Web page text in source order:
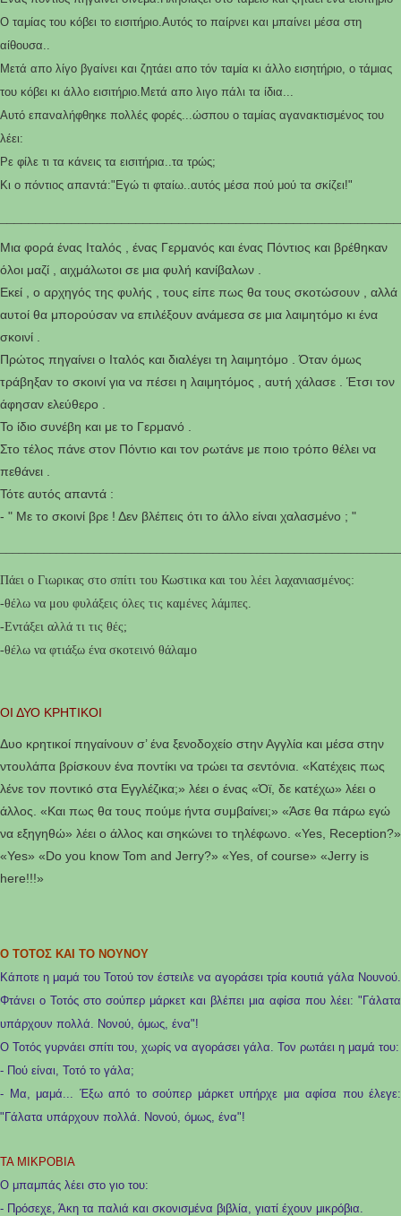
Ο ταμίας του κόβει το εισιτήριο.Αυτός το παίρνει και μπαίνει μέσα στη
αίθουσα..
Μετά απο λίγο βγαίνει και ζητάει απο τόν ταμία κι άλλο εισητήριο, ο τάμιας
του κόβει κι άλλο εισιτήριο.Μετά απο λιγο πάλι τα ίδια...
Αυτό επαναλήφθηκε πολλές φορές...ώσπου ο ταμίας αγανακτισμένος του
λέει:
Ρε φίλε τι τα κάνεις τα εισιτήρια..τα τρώς;
Κι ο πόντιος απαντά:"Εγώ τι φταίω..αυτός μέσα πού μού τα σκίζει!"
Μια φορά ένας Ιταλός , ένας Γερμανός και ένας Πόντιος και βρέθηκαν
όλοι μαζί , αιχμάλωτοι σε μια φυλή κανίβαλων .
Εκεί , ο αρχηγός της φυλής , τους είπε πως θα τους σκοτώσουν , αλλά
αυτοί θα μπορούσαν να επιλέξουν ανάμεσα σε μια λαιμητόμο κι ένα
σκοινί .
Πρώτος πηγαίνει ο Ιταλός και διαλέγει τη λαιμητόμο . Όταν όμως
τράβηξαν το σκοινί για να πέσει η λαιμητόμος , αυτή χάλασε . Έτσι τον
άφησαν ελεύθερο .
Το ίδιο συνέβη και με το Γερμανό .
Στο τέλος πάνε στον Πόντιο και τον ρωτάνε με ποιο τρόπο θέλει να
πεθάνει .
Τότε αυτός απαντά :
- " Με το σκοινί βρε ! Δεν βλέπεις ότι το άλλο είναι χαλασμένο ; "
Πάει ο Γιωρικας στο σπίτι του Κωστικα και του λέει λαχανιασμένος:
-θέλω να μου φυλάξεις όλες τις καμένες λάμπες.
-Εντάξει αλλά τι τις θές;
-θέλω να φτιάξω ένα σκοτεινό θάλαμο
ΟΙ ΔΥΟ ΚΡΗΤΙΚΟΙ
Δυο κρητικοί πηγαίνουν σ’ ένα ξενοδοχείο στην Αγγλία και μέσα στην
ντουλάπα βρίσκουν ένα ποντίκι να τρώει τα σεντόνια. «Κατέχεις πως
λένε τον ποντικό στα Εγγλέζικα;» λέει ο ένας «Όϊ, δε κατέχω» λέει ο
άλλος. «Και πως θα τους πούμε ήντα συμβαίνει;» «Άσε θα πάρω εγώ
να εξηγηθώ» λέει ο άλλος και σηκώνει το τηλέφωνο. «Yes, Reception?»
«Yes» «Do you know Tom and Jerry?» «Yes, of course» «Jerry is
here!!!»
O TΟΤΟΣ ΚΑΙ ΤΟ ΝΟΥΝΟΥ
Κάποτε η μαμά του Τοτού τον έστειλε να αγοράσει τρία κουτιά γάλα Νουνού.
Φτάνει ο Τοτός στο σούπερ μάρκετ και βλέπει μια αφίσα που λέει: "Γάλατα
υπάρχουν πολλά. Νονού, όμως, ένα"!
Ο Τοτός γυρνάει σπίτι του, χωρίς να αγοράσει γάλα. Τον ρωτάει η μαμά του:
- Πού είναι, Τοτό το γάλα;
- Μα, μαμά... Έξω από το σούπερ μάρκετ υπήρχε μια αφίσα που έλεγε:
" Γάλατα υπάρχουν πολλά. Νονού, όμως, ένα"!
ΤΑ ΜΙΚΡΟΒΙΑ
Ο μπαμπάς λέει στο γιο του:
- Πρόσεχε, Άκη τα παλιά και σκονισμένα βιβλία, γιατί έχουν μικρόβια.